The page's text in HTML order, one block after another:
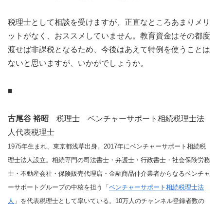
税理士として相談を受けますが、正直なところあまりメリ
ットがなく、おススメしていません。教育資金はその都度
渡せば非課税となるため、今後はあえて特例を使うことは
ないと思いますが、いかがでしょうか。
■
古尾谷 裕昭 税理士 ベンチャーサポート相続税理士法
人代表税理士
1975年生まれ、東京都浅草出身。2017年にベンチャーサポート相続税
理士法人設立。相続専門の司法書士・弁護士・行政書士・社会保険労務
士・不動産会社・保険販売代理店・金融商品仲介業者からなるベンチャ
ーサポートグループの中核を担う「ベンチャーサポート相続税理士法
人 」を代表税理士として率いている。10万人のチャンネル登録者数の